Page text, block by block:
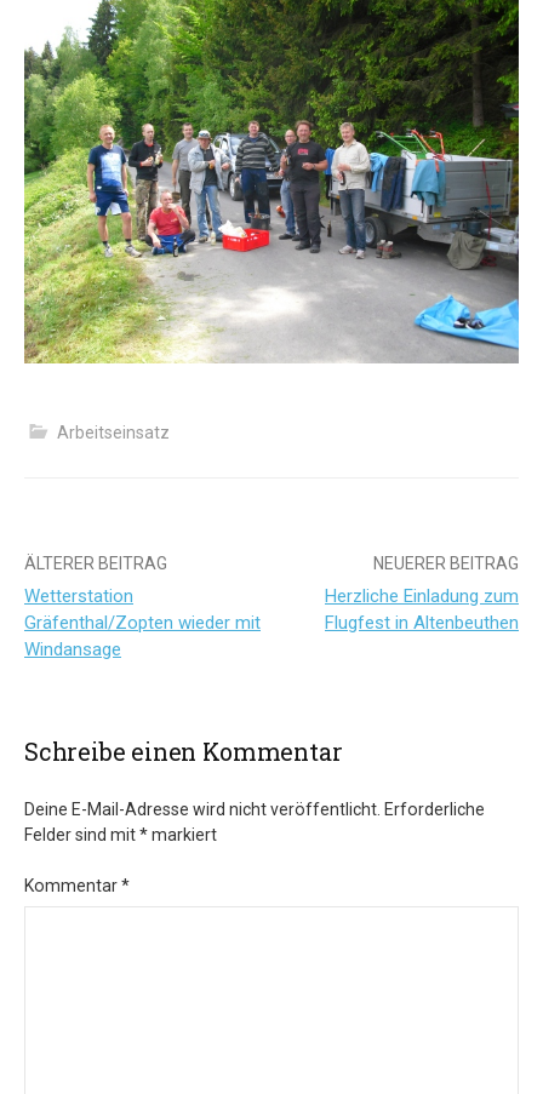
Arbeitseinsatz
Beitrags-
Navigation
ÄLTERER BEITRAG
Wetterstation
Gräfenthal/Zopten wieder mit
Windansage
NEUERER BEITRAG
Herzliche Einladung zum
Flugfest in Altenbeuthen
Schreibe einen Kommentar
Deine E-Mail-Adresse wird nicht veröffentlicht. Erforderliche
Felder sind mit*markiert
Kommentar*